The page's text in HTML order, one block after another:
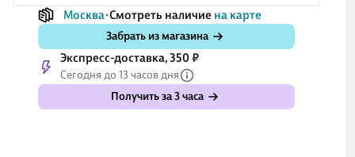
Москва Смотреть наличие на карте
Забрать из магазина
Экспресс-доставка, 350 ₽
Сегодня до 13 часов дня
Получить за 3 часа